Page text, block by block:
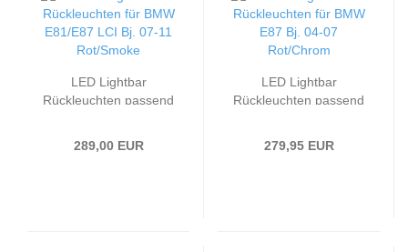
LED Lightbar
Rückleuchten passend
289,00 EUR
LED Lightbar
Rückleuchten passend
279,95 EUR